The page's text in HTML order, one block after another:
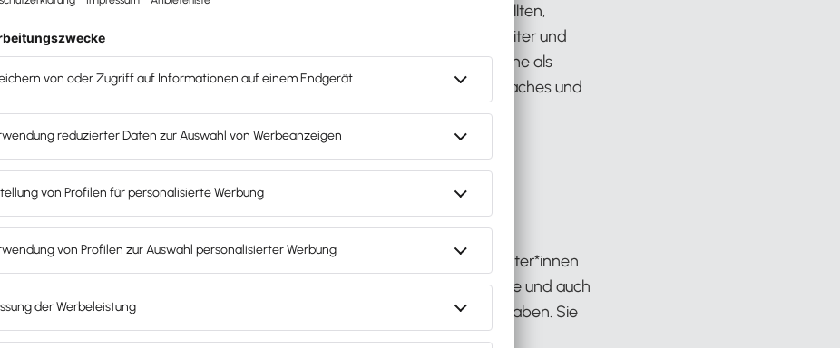
sie ihre Karriere mit der klassischen Ausbildung zur Steuerfachangestellten,
in den Bereichen Betriebswirtschaft und als Steuerfachwirtin weiter und
erfolgreich ihre Prüfung zur Steuerberaterin ab. Seitdem startet sie online als
für Selbständige durch, spezialisiert auf Virtuelle Assistentinnen, Coaches und
Buchhaltung und Lohn- und Gehaltsabrechnung, erstellt
die dazugehörigen Steuererklärungen und berät zu den Themen
und anderen betriebswirtschaftliche Fragen.
ich 🙂 Aber ich muss doch noch mal kurz nachhaken: viele Steuerberater*innen
aufgestellt und nicht spezialisiert sind. Wenn ich genauer hinschaue und auch
kann ich aber durchaus sehen, dass die Erfolgreicheren ihre Nischen haben. Sie
nicht, vor allem nicht in Hinsicht auf Marketingmöglichkeiten.